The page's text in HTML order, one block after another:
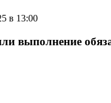
в 13:00
выполнение